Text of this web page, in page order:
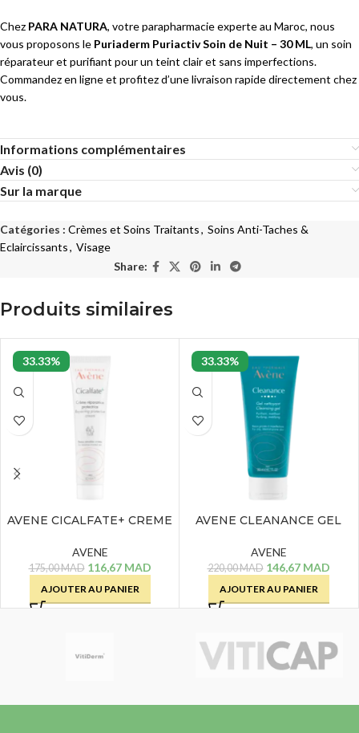
Chez PARA NATURA, votre parapharmacie experte au Maroc, nous
vous proposons le Puriaderm Puriactiv Soin de Nuit – 30 ML, un soin
réparateur et purifiant pour un teint clair et sans imperfections.
Commandez en ligne et profitez d’une livraison rapide directement chez
vous.
Informations complémentaires
Avis (0)
Sur la marque
Catégories : Crèmes et Soins Traitants, Soins Anti-Taches &
Eclaircissants, Visage
Share:
Produits similaires
33.33%
AVENE CICALFATE+ CREME
AVENE
175,00MAD 116,67 MAD
AJOUTER AU PANIER
33.33%
AVENE CLEANANCE GEL
AVENE
220,00MAD 146,67 MAD
AJOUTER AU PANIER